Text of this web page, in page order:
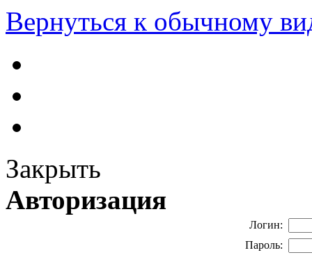
Вернуться к обычному
Закрыть
Авторизация
Логин:
Пароль: